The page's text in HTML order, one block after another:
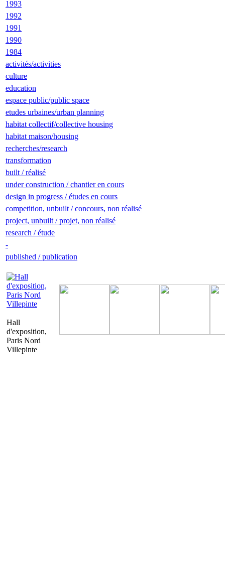
1993
1992
1991
1990
1984
activités/activities
culture
education
espace public/public space
etudes urbaines/urban planning
habitat collectif/collective housing
habitat maison/housing
recherches/research
transformation
built / réalisé
under construction / chantier en cours
design in progress / études en cours
competition, unbuilt / concours, non réalisé
project, unbuilt / projet, non réalisé
research / étude
-
published / publication
Hall
d'exposition,
Paris Nord
Villepinte